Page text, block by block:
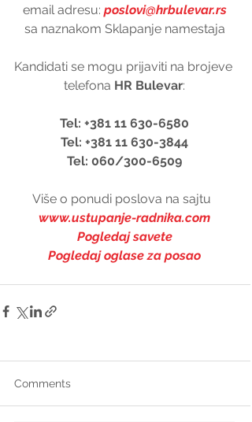
email adresu: poslovi@hrbulevar.rs
sa naznakom Sklapanje namestaja
Kandidati se mogu prijaviti na brojeve
telefona HR Bulevar:
Tel: +381 11 630-6580
Tel: +381 11 630-3844
Tel: 060/300-6509
Više o ponudi poslova na sajtu
www.ustupanje-radnika.com
Pogledaj savete
Pogledaj oglase za posao
Comments